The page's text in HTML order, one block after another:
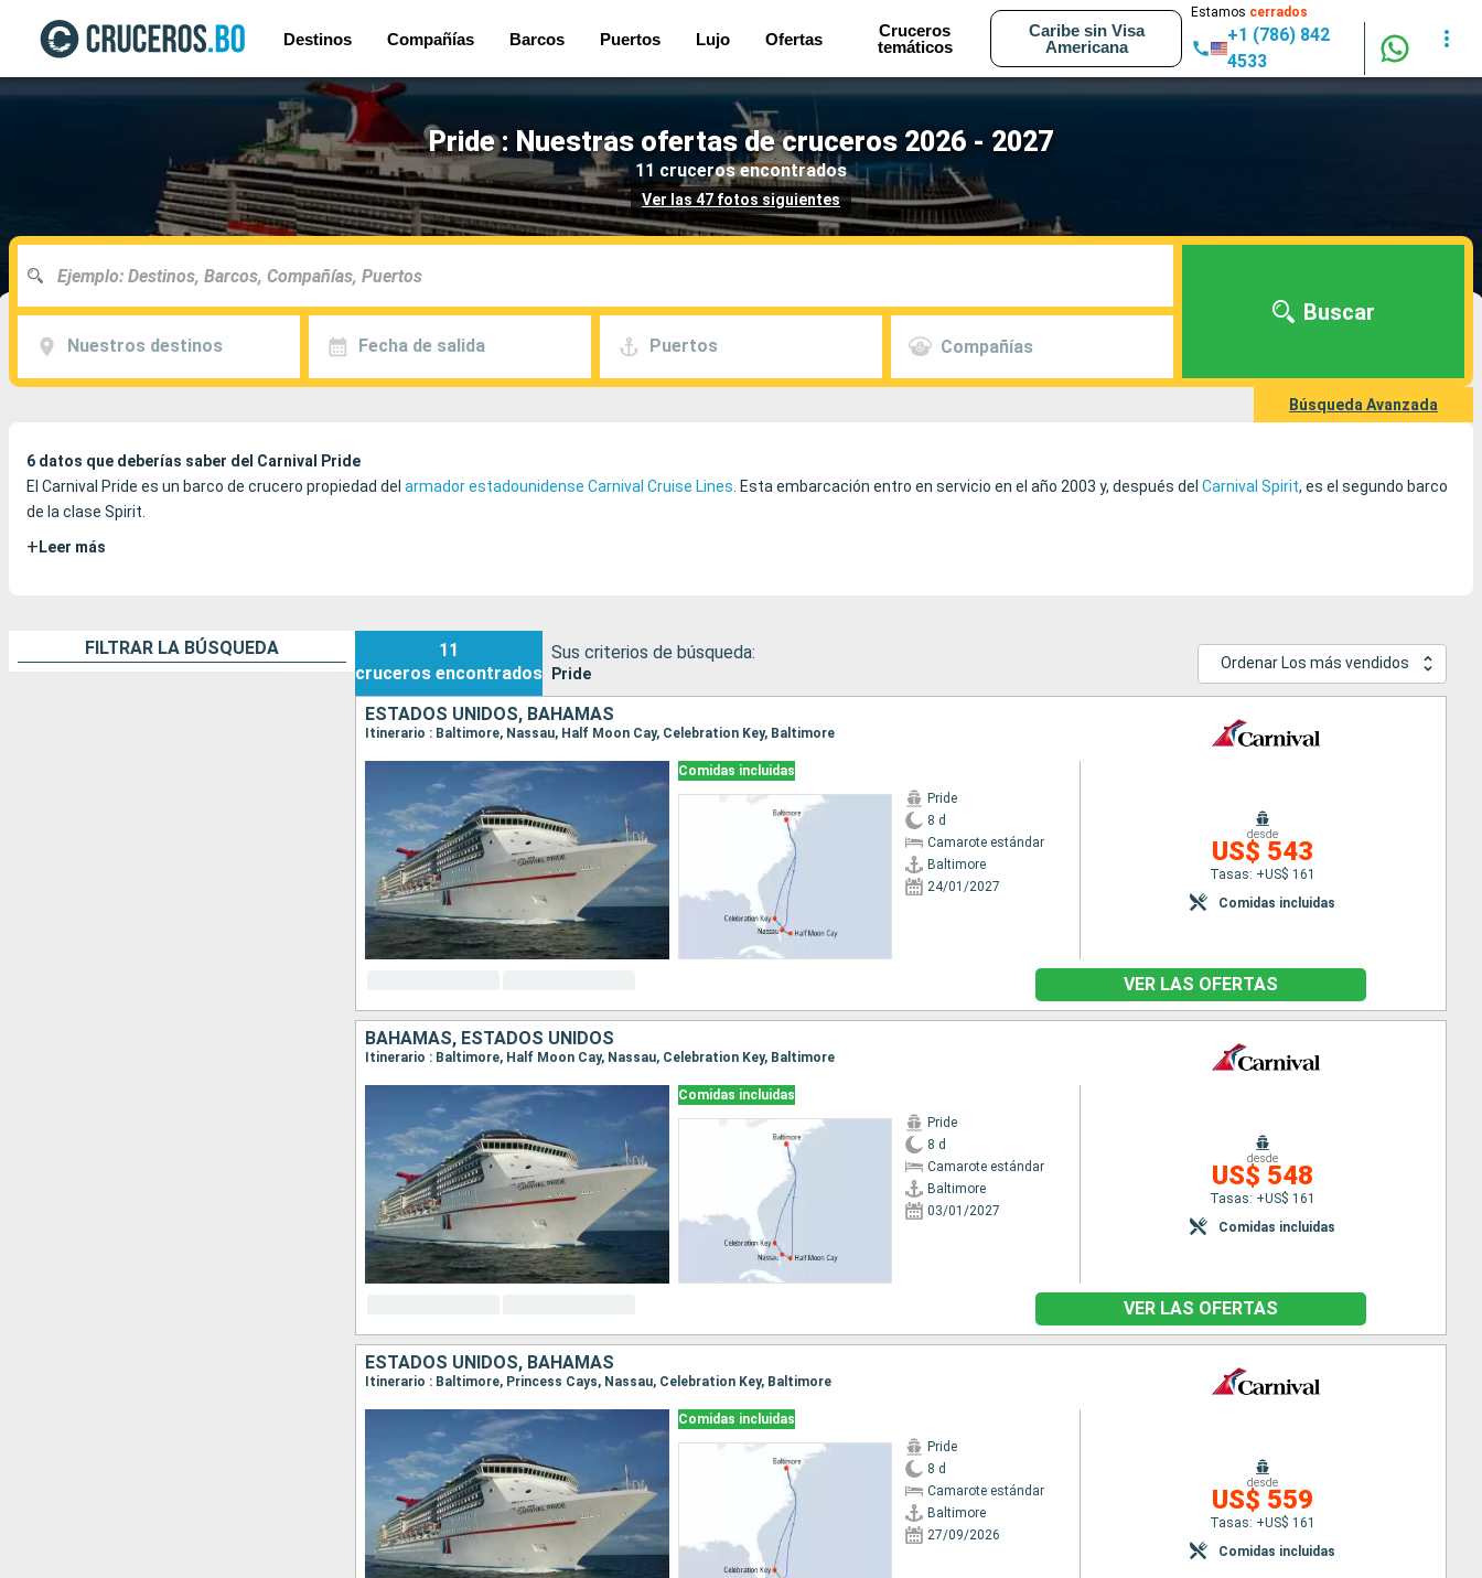
Destinos Compañías Barcos Puertos Lujo Ofertas
Cruceros
temáticos
Caribe sin Visa
Americana
Estamos cerrados
+1 (786) 842
4533
Pride : Nuestras ofertas de cruceros 2026 - 2027
11 cruceros encontrados
Ver las 47 fotos siguientes
Nuestros destinos Fecha de salida Puertos Compañías
Buscar
Búsqueda Avanzada
6 datos que deberías saber del Carnival Pride
El Carnival Pride es un barco de crucero propiedad del armador estadounidense Carnival Cruise Lines . Esta embarcación entro en servicio en el año 2003 y, después del Carnival Spirit, es el segundo barco
de la clase Spirit.
+ Leer más
FILTRAR LA BÚSQUEDA
11
cruceros encontrados
Sus criterios de búsqueda:
Pride
Ordenar Los más vendidos
ESTADOS UNIDOS, BAHAMAS
Itinerario : Baltimore, Nassau, Half Moon Cay, Celebration Key, Baltimore
Comidas incluidas
Pride
8 d
Camarote estándar
Baltimore
24/01/2027
desde
US$ 543
Tasas: +US$ 161
Comidas incluidas
VER LAS OFERTAS
BAHAMAS, ESTADOS UNIDOS
Itinerario : Baltimore, Half Moon Cay, Nassau, Celebration Key, Baltimore
Comidas incluidas
Pride
8 d
Camarote estándar
Baltimore
03/01/2027
desde
US$ 548
Tasas: +US$ 161
Comidas incluidas
VER LAS OFERTAS
ESTADOS UNIDOS, BAHAMAS
Itinerario : Baltimore, Princess Cays, Nassau, Celebration Key, Baltimore
Comidas incluidas
Pride
8 d
Camarote estándar
Baltimore
27/09/2026
desde
US$ 559
Tasas: +US$ 161
Comidas incluidas